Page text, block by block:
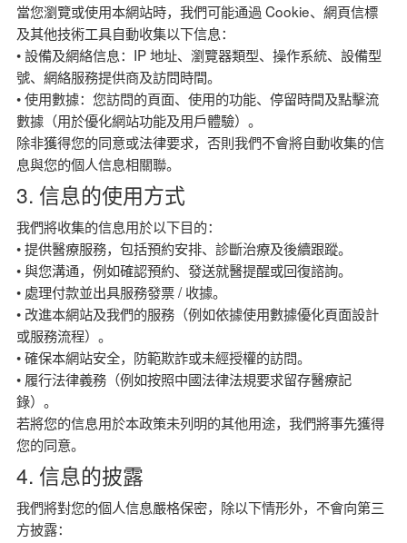
當您瀏覽或使用本網站時，我們可能通過 Cookie、網頁信標
及其他技術工具自動收集以下信息：
• 設備及網絡信息：IP 地址、瀏覽器類型、操作系統、設備型
號、網絡服務提供商及訪問時間。
• 使用數據：您訪問的頁面、使用的功能、停留時間及點擊流
數據（用於優化網站功能及用戶體驗）。
除非獲得您的同意或法律要求，否則我們不會將自動收集的信
息與您的個人信息相關聯。
3. 信息的使用方式
我們將收集的信息用於以下目的：
• 提供醫療服務，包括預約安排、診斷治療及後續跟蹤。
• 與您溝通，例如確認預約、發送就醫提醒或回復諮詢。
• 處理付款並出具服務發票 / 收據。
• 改進本網站及我們的服務（例如依據使用數據優化頁面設計
或服務流程）。
• 確保本網站安全，防範欺詐或未經授權的訪問。
• 履行法律義務（例如按照中國法律法規要求留存醫療記
錄）。
若將您的信息用於本政策未列明的其他用途，我們將事先獲得
您的同意。
4. 信息的披露
我們將對您的個人信息嚴格保密，除以下情形外，不會向第三
方披露：